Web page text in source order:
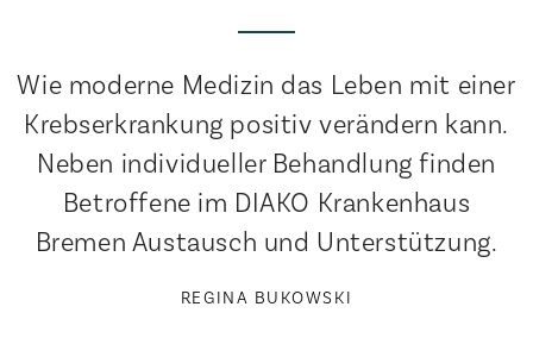
Wie moderne Medizin das Leben mit einer
Krebserkrankung positiv verändern kann.
Neben individueller Behandlung finden
Betroffene im DIAKO Krankenhaus
Bremen Austausch und Unterstützung.
REGINA BUKOWSKI